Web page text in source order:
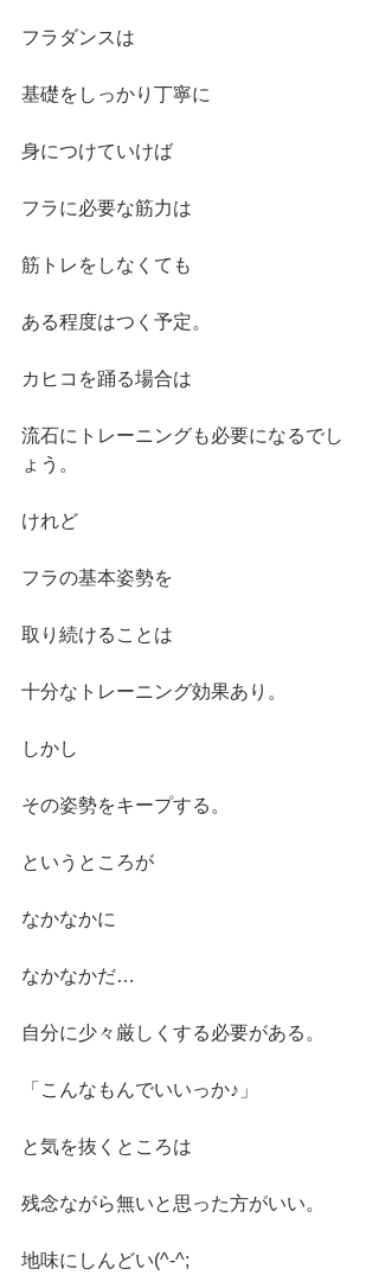
フラダンスは
基礎をしっかり丁寧に
身につけていけば
フラに必要な筋力は
筋トレをしなくても
ある程度はつく予定。
カヒコを踊る場合は
流石にトレーニングも必要になるでし
ょう。
けれど
フラの基本姿勢を
取り続けることは
十分なトレーニング効果あり。
しかし
その姿勢をキープする。
というところが
なかなかに
なかなかだ…
自分に少々厳しくする必要がある。
「こんなもんでいいっか♪」
と気を抜くところは
残念ながら無いと思った方がいい。
地味にしんどい(^-^;